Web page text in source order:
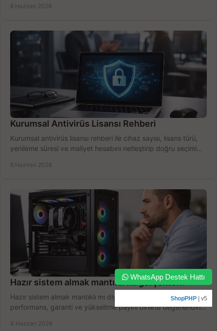
8 Haziran 2026
Kurumsal Antivirüs Lisansı Rehberi
Kurumsal antivirüs lisansı rehberi ile cihaz sayısı, lisans türü,
yenileme süresi ve maliyet hesabını netleştirip doğru seçimi
6 Haziran 2026
Hazır sistem almak mantıklı mı gerçekten?
Hazır sistem almak mantıklı mı diye düşünüyorsanız bütçe,
performans, garanti ve yükseltme payını birlikte değerlendirin,
4 Haziran 2026
WhatsApp Destek Hattı
ShopPHP | v5